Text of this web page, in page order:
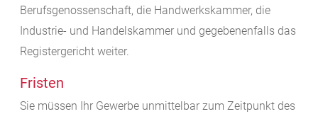
Berufsgenossenschaft, die Handwerkskammer, die
Industrie- und Handelskammer und gegebenenfalls das
Registergericht weiter.
Fristen
Sie müssen Ihr Gewerbe unmittelbar zum Zeitpunkt des